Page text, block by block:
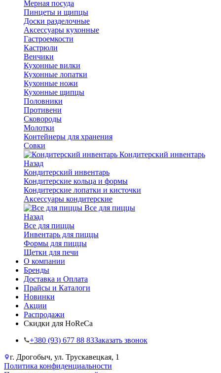
Мерная посуда
Пинцеты и щипцы
Доски разделочные
Аксессуары кухонные
Гастроемкости
Кастрюли
Венчики
Кухонные вилки
Кухонные лопатки
Кухонные ножи
Кухонные щипцы
Половники
Противени
Сковороды
Молотки
Контейнеры для хранения
Совки
Кондитерский инвентарь
Назад
Кондитерский инвентарь
Кондитерские кольца и формы
Кондитерские лопатки и кисточки
Аксессуары кондитерские
Все для пиццы
Назад
Все для пиццы
Инвентарь для пиццы
Формы для пиццы
Щетки для печи
О компании
Бренды
Доставка и Оплата
Прайсы и Каталоги
Новинки
Акции
Распродажи
Скидки для HoReCa
+38‎0 (93) 677 88 83Заказать звонок
г. Дрогобыч, ул. Трускавецкая, 1
Политика конфиденциальности